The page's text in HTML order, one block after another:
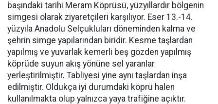
başındaki tarihi Meram Köprüsü, yüzyıllardır bölgenin
simgesi olarak ziyaretçileri karşılıyor. Eser 13.-14.
yüzyıla Anadolu Selçukluları döneminden kalma ve
şehrin simge yapılarından biridir. Kesme taşlardan
yapılmış ve yuvarlak kemerli beş gözden yapılmış
köprüde suyun akış yönüne sel yaranlar
yerleştirilmiştir. Tabliyesi yine aynı taşlardan inşa
edilmiştir. Oldukça iyi durumdaki köprü halen
kullanılmakta olup yalnızca yaya trafiğine açıktır.